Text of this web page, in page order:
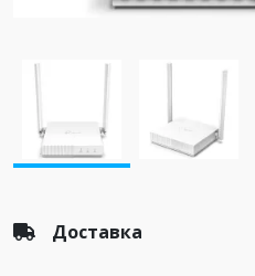
Доставка